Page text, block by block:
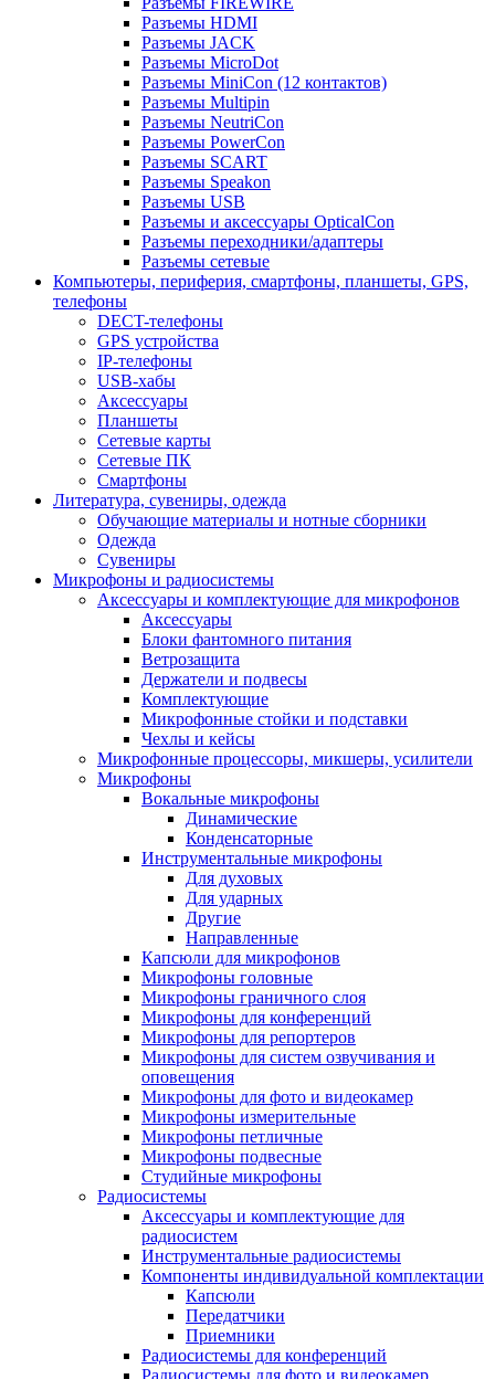
Разъемы HDMI
Разъемы JACK
Разъемы MicroDot
Разъемы MiniCon (12 контактов)
Разъемы Multipin
Разъемы NeutriCon
Разъемы PowerCon
Разъемы SCART
Разъемы Speakon
Разъемы USB
Разъемы и аксессуары OpticalCon
Разъемы переходники/адаптеры
Разъемы сетевые
Компьютеры, периферия, смартфоны, планшеты, GPS,
телефоны
DECT-телефоны
GPS устройства
IP-телефоны
USB-хабы
Аксессуары
Планшеты
Сетевые карты
Сетевые ПК
Смартфоны
Литература, сувениры, одежда
Обучающие материалы и нотные сборники
Одежда
Сувениры
Микрофоны и радиосистемы
Аксессуары и комплектующие для микрофонов
Аксессуары
Блоки фантомного питания
Ветрозащита
Держатели и подвесы
Комплектующие
Микрофонные стойки и подставки
Чехлы и кейсы
Микрофонные процессоры, микшеры, усилители
Микрофоны
Вокальные микрофоны
Динамические
Конденсаторные
Инструментальные микрофоны
Для духовых
Для ударных
Другие
Направленные
Капсюли для микрофонов
Микрофоны головные
Микрофоны граничного слоя
Микрофоны для конференций
Микрофоны для репортеров
Микрофоны для систем озвучивания и
оповещения
Микрофоны для фото и видеокамер
Микрофоны измерительные
Микрофоны петличные
Микрофоны подвесные
Студийные микрофоны
Радиосистемы
Аксессуары и комплектующие для
радиосистем
Инструментальные радиосистемы
Компоненты индивидуальной комплектации
Капсюли
Передатчики
Приемники
Радиосистемы для конференций
Радиосистемы для фото и видеокамер